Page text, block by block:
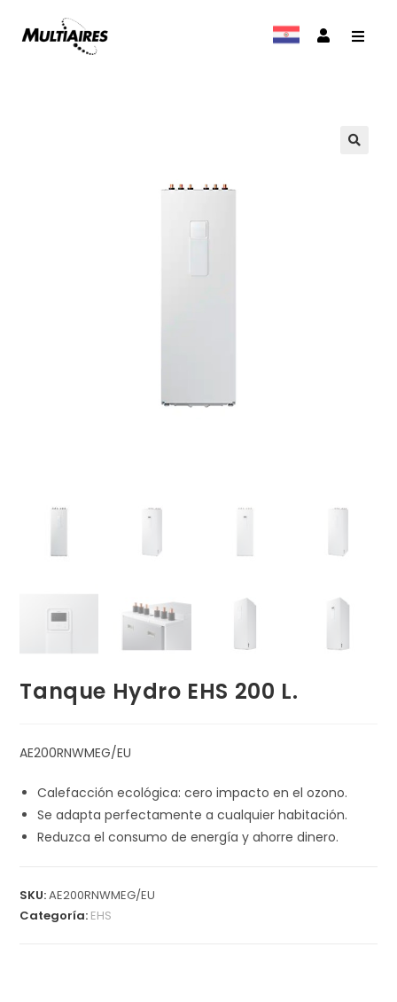
Tanque Hydro EHS 200 L.
AE200RNWMEG/EU
Calefacción ecológica: cero impacto en el ozono.
Se adapta perfectamente a cualquier habitación.
Reduzca el consumo de energía y ahorre dinero.
SKU:AE200RNWMEG/EU
Categoría: EHS